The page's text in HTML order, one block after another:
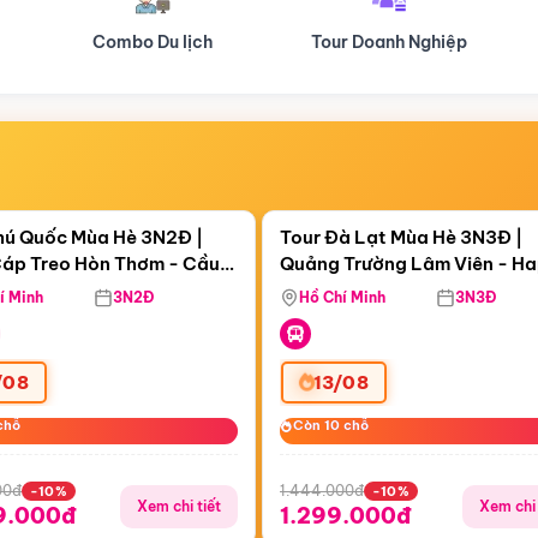
Tour Doanh Nghiệp Du lịch Hành Hương
07:43:17
Treo Hòn Thơm
Quốc Mùa Hè 3N2Đ |
Treo Hòn Thơm - Cầu
Viên Nước Aquatopia
Minh 3N2Đ
-10%
Xem chi tiết
Còn05 ngày 07:43:17
Tour Đà Lạt Mùa Hè 3N3Đ |
Quảng Trường Lâm Viên -
Hill - Puppy Farm
Hồ Chí Minh 3N3Đ
13/08
Còn 10 chỗ
Còn 10 chỗ
1.444.000đ -10%
1.299.000đ Xem